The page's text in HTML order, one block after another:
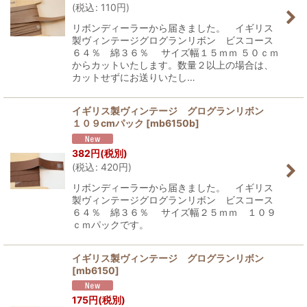
(税込: 110円)
リボンディーラーから届きました。 イギリス
製ヴィンテージグログランリボン ビスコース
６４％ 綿３６％ サイズ幅１５ｍｍ ５０ｃｍ
からカットいたします。数量２以上の場合は、
カットせずにお送りいたし…
イギリス製ヴィンテージ グログランリボン
１０９cmパック [mb6150b]
382円(税別)
(税込: 420円)
リボンディーラーから届きました。 イギリス
製ヴィンテージグログランリボン ビスコース
６４％ 綿３６％ サイズ幅２５ｍｍ １０９
ｃｍパックです。
イギリス製ヴィンテージ グログランリボン
[mb6150]
175円(税別)